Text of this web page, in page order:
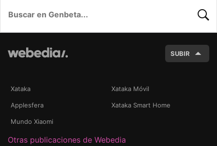
SUBIR
Xataka Xataka Móvil
Applesfera Xataka Smart Home
Mundo Xiaomi
Otras publicaciones de Webedia